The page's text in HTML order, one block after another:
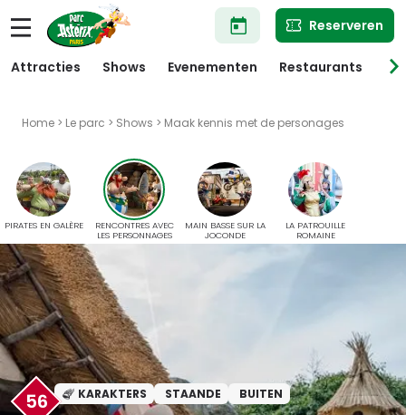
Overslaan
en
de
Reserveren
Attracties Shows Evenementen Restaurants
Home > Le parc > Shows > Maak kennis met de personages
PIRATES EN GALÈRE
RENCONTRES AVEC
LES PERSONNAGES
MAIN BASSE SUR LA
JOCONDE
LA PATROUILLE
ROMAINE
56 KARAKTERS STAANDE BUITEN